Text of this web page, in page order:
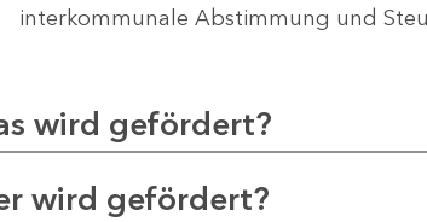
interkommunale Abstimmung und
wird gefördert?
wird gefördert?